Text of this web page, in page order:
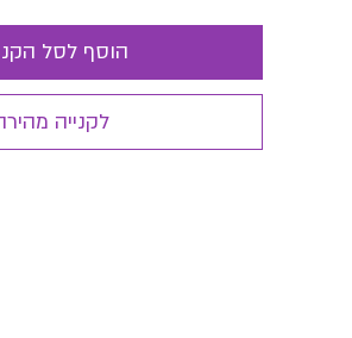
הוסף לסל
לקנייה